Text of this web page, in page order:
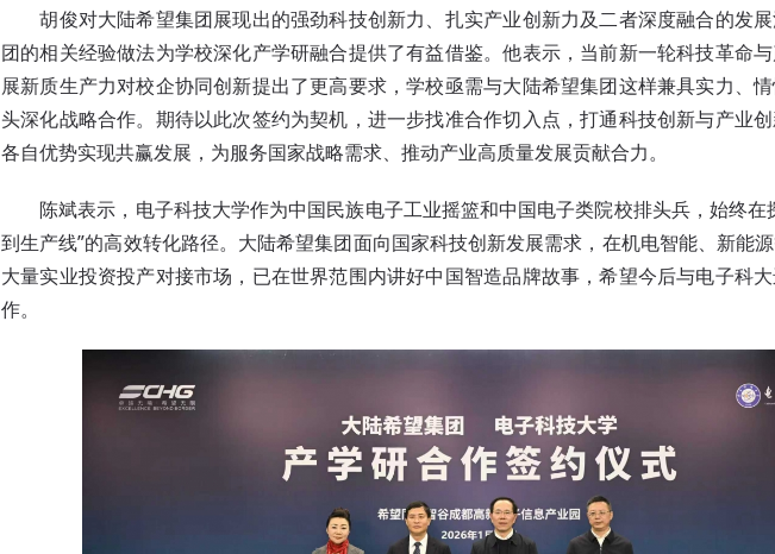
胡俊对大陆希望集团展现出的强劲科技创新力、扎实产业创新力及二者深度融合的发
团的相关经验做法为学校深化产学研融合提供了有益借鉴。他表示，当前新一轮科技革命
展新质生产力对校企协同创新提出了更高要求，学校亟需与大陆希望集团这样兼具实力、
头深化战略合作。期待以此次签约为契机，进一步找准合作切入点，打通科技创新与产业
各自优势实现共赢发展，为服务国家战略需求、推动产业高质量发展贡献合力。
陈斌表示，电子科技大学作为中国民族电子工业摇篮和中国电子类院校排头兵，始终在
到生产线”的高效转化路径。大陆希望集团面向国家科技创新发展需求，在机电智能、新能
大量实业投资投产对接市场，已在世界范围内讲好中国智造品牌故事，希望今后与电子科
作。